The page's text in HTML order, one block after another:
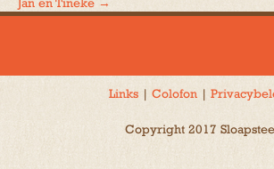
Links | Colofon |
Copyright 2017 Sloapstee